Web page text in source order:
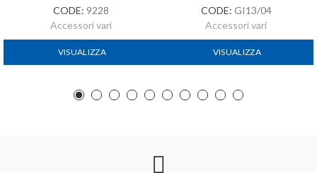
CODE: 9228
Accessori vari
VISUALIZZA
CODE: GI13/04
Accessori vari
VISUALIZZA